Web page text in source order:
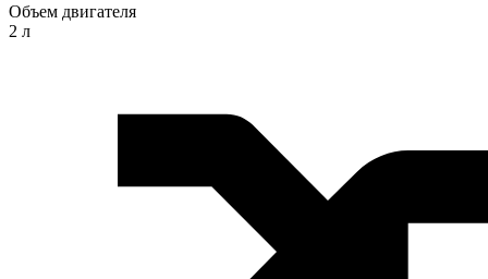
Объем двигателя
2 л